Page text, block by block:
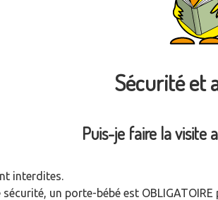
Sécurité et
Puis-je faire la visite
interdites.
un porte-bébé est